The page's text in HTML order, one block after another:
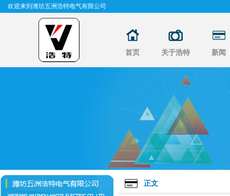
欢迎来到潍坊五洲浩特电气有限公司
首页 关于浩特 新闻
正文